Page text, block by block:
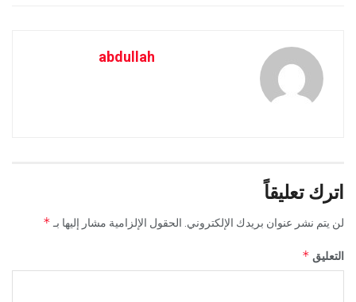
abdullah
اترك تعليقاً
لن يتم نشر عنوان بريدك الإلكتروني. الحقول الإلزامية مشار إليها بـ*
التعليق*